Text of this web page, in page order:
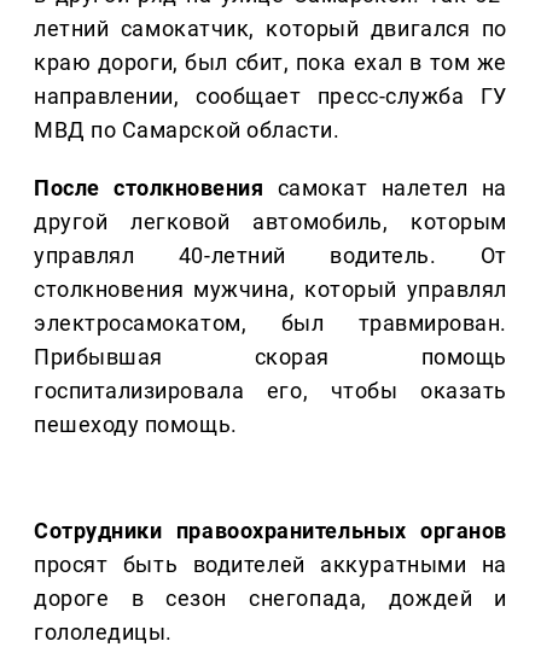
летний самокатчик, который двигался по
краю дороги, был сбит, пока ехал в том же
направлении, сообщает пресс-служба ГУ
МВД по Самарской области.
После столкновения самокат налетел на
другой легковой автомобиль, которым
управлял 40-летний водитель. От
столкновения мужчина, который управлял
электросамокатом, был травмирован.
Прибывшая скорая помощь
госпитализировала его, чтобы оказать
пешеходу помощь.
Сотрудники правоохранительных органов
просят быть водителей аккуратными на
дороге в сезон снегопада, дождей и
гололедицы.